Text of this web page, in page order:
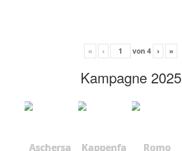
« ‹ von 4 › »
Kampagne 2025
Aschersa
Kappenfa
Romo